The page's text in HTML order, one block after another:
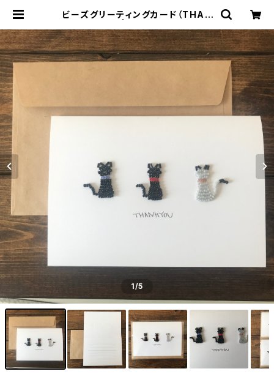
ビーズグリーティングカード（THAN
1/5